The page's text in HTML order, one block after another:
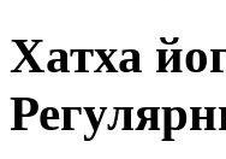
Хатха